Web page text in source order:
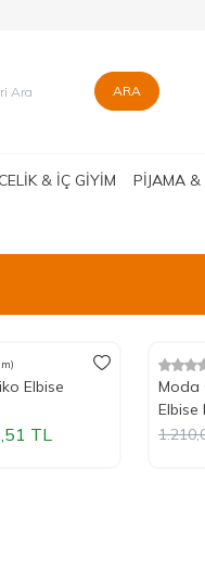
ARA
& İÇ GİYİM PİJAMA &
Elbise
TL
%10
Yeni
Moda